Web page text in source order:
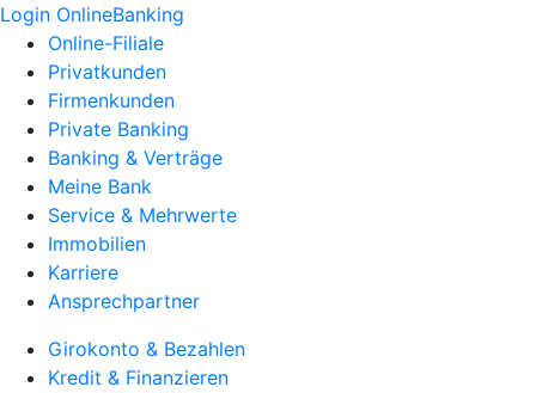
Login OnlineBanking
Online-Filiale
Privatkunden
Firmenkunden
Private Banking
Banking & Verträge
Meine Bank
Service & Mehrwerte
Immobilien
Karriere
Ansprechpartner
Girokonto & Bezahlen
Kredit & Finanzieren